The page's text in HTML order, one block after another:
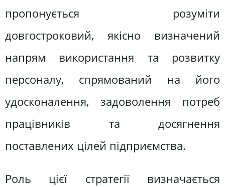
пропонується розуміти
довгостроковий, якісно визначений
напрям використання та розвитку
персоналу, спрямований на його
удосконалення, задоволення потреб
працівників та досягнення
поставлених цілей підприємства.
Роль цієї стратегії визначається